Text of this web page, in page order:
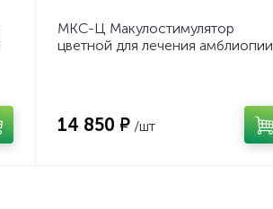
МКС-Ц Макулостимулятор
цветной для лечения амблиопии
14 850 ₽ /шт